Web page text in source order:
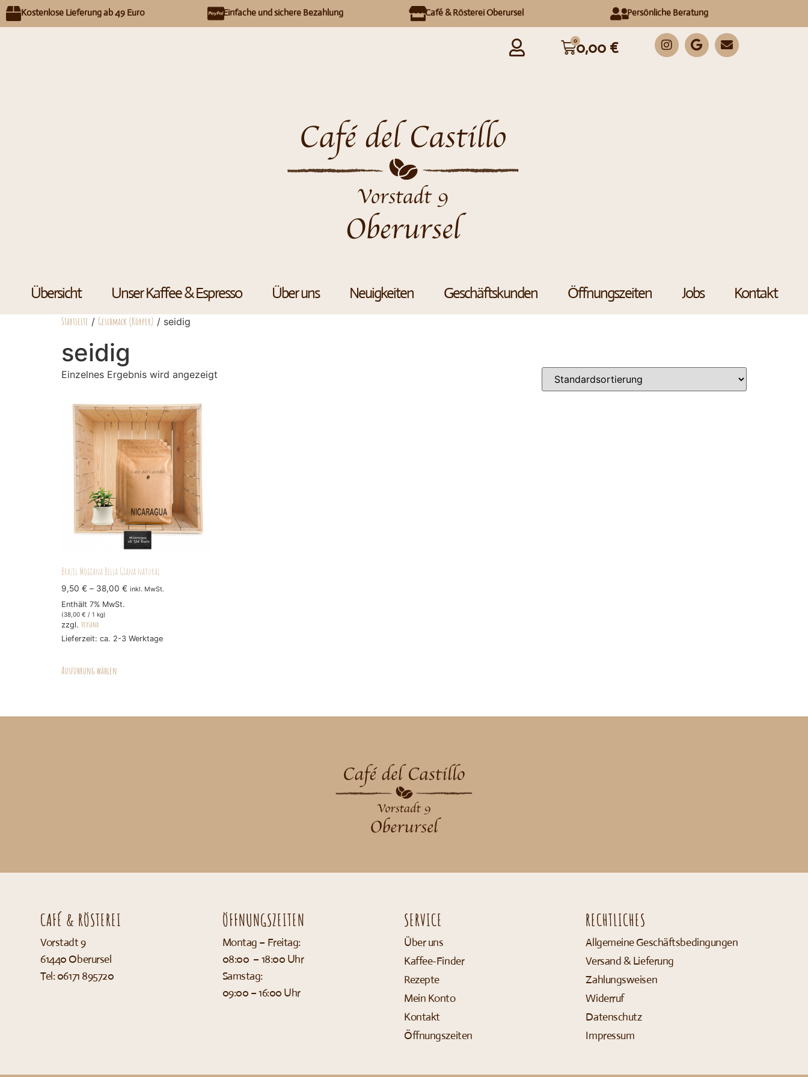
Kostenlose Lieferung ab 49 Euro Einfache und sichere Bezahlung Café & Rösterei Oberursel Persönliche Beratung
0,00 €
0
Übersicht Unser Kaffee & Espresso Über uns Neuigkeiten Geschäftskunden Öffnungszeiten Jobs Kontakt
Startseite / Geschmack (Körper) / seidig
seidig
Einzelnes Ergebnis wird angezeigt
Brazil Mogiana Bella Giana natural
9,50 € – 38,00 € inkl. MwSt.
Enthält 7% MwSt.
(38,00 € / 1 kg)
zzgl. Versand
Lieferzeit: ca. 2-3 Werktage
Ausführung wählen
CAFÉ & RÖSTEREI
Vorstadt 9
61440 Oberursel
Tel: 06171 895720
ÖFFNUNGSZEITEN
Montag – Freitag:
08:00 – 18:00 Uhr
Samstag:
09:00 – 16:00 Uhr
SERVICE
Über uns
Kaffee-Finder
Rezepte
Mein Konto
Kontakt
Öffnungszeiten
RECHTLICHES
Allgemeine Geschäftsbedingungen
Versand & Lieferung
Zahlungsweisen
Widerruf
Datenschutz
Impressum